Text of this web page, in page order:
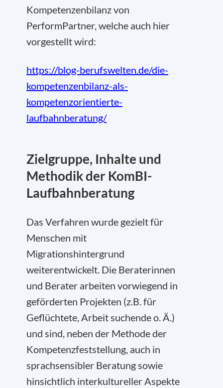
Kompetenzenbilanz von
PerformPartner, welche auch hier
vorgestellt wird:
https://blog-berufswelten.de/die-
kompetenzenbilanz-als-
kompetenzorientierte-
laufbahnberatung/
Zielgruppe, Inhalte und
Methodik der KomBI-
Laufbahnberatung
Das Verfahren wurde gezielt für
Menschen mit
Migrationshintergrund
weiterentwickelt. Die Beraterinnen
und Berater arbeiten vorwiegend in
geförderten Projekten (z.B. für
Geflüchtete, Arbeit suchende o. Ä.)
und sind, neben der Methode der
Kompetenzfeststellung, auch in
sprachsensibler Beratung sowie
hinsichtlich interkultureller Aspekte